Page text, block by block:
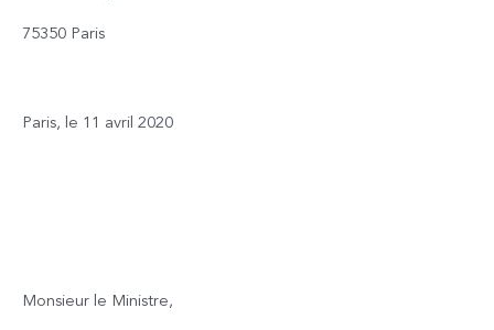
75350 Paris
Paris, le 11 avril 2020
Monsieur le Ministre,